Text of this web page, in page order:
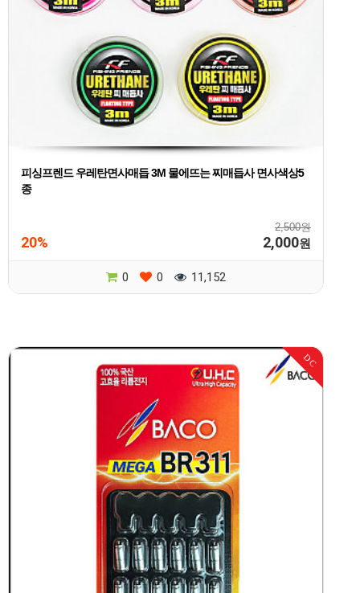
피싱프렌드 우레탄면사매듭 3M 물에뜨는 찌매듭사 면사색상5
종
2,500원
20% 2,000원
0 0 11,152
DC